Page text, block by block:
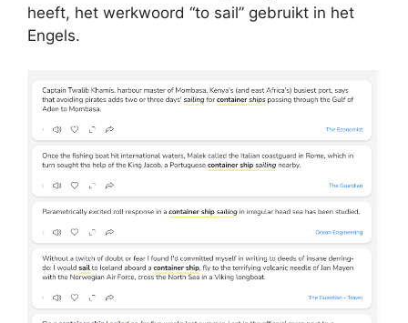
heeft, het werkwoord “to sail” gebruikt in het
Engels.